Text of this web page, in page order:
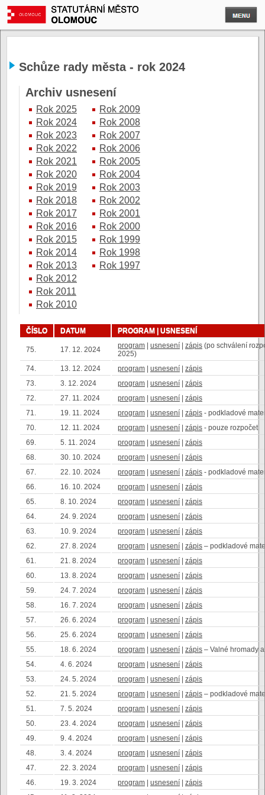
Schůze rady města - rok 2024
Archiv usnesení
Rok 2025
Rok 2024
Rok 2023
Rok 2022
Rok 2021
Rok 2020
Rok 2019
Rok 2018
Rok 2017
Rok 2016
Rok 2015
Rok 2014
Rok 2013
Rok 2012
Rok 2011
Rok 2010
Rok 2009
Rok 2008
Rok 2007
Rok 2006
Rok 2005
Rok 2004
Rok 2003
Rok 2002
Rok 2001
Rok 2000
Rok 1999
Rok 1998
Rok 1997
ČÍSLO DATUM PROGRAM | USNESENÍ
75. 17. 12. 2024 program usnesení zápis (po schválení
2025)
74.
13. 12. 2024 program usnesení
zápis
73.
3. 12. 2024 program usnesení
zápis
72.
27. 11. 2024 program usnesení
zápis
71.
19. 11. 2024 program usnesení zápis - podkladové
70.
12. 11. 2024 program usnesení zápis - pouze rozpočet
69.
5. 11. 2024 program usnesení
zápis
68.
30. 10. 2024 program usnesení
zápis
67.
22. 10. 2024 program usnesení zápis - podkladové
66.
16. 10. 2024 program usnesení
zápis
65.
8. 10. 2024 program usnesení
zápis
64.
24. 9. 2024 program usnesení
zápis
63.
10. 9. 2024 program usnesení
zápis
62.
27. 8. 2024 program usnesení zápis – podkladové
61.
21. 8. 2024 program usnesení
zápis
60.
13. 8. 2024 program usnesení
zápis
59.
24. 7. 2024 program usnesení
zápis
58.
16. 7. 2024 program usnesení
zápis
57.
26. 6. 2024 program usnesení
zápis
56.
25. 6. 2024 program usnesení
zápis
55.
18. 6. 2024 program usnesení zápis – Valné hromady
54.
4. 6. 2024 program usnesení
zápis
53.
24. 5. 2024 program usnesení
zápis
52.
21. 5. 2024 program usnesení zápis – podkladové
51.
7. 5. 2024 program usnesení
zápis
50.
23. 4. 2024 program usnesení
zápis
49.
9. 4. 2024 program usnesení
zápis
48.
3. 4. 2024 program usnesení
zápis
47.
22. 3. 2024 program usnesení
zápis
46.
19. 3. 2024 program usnesení
zápis